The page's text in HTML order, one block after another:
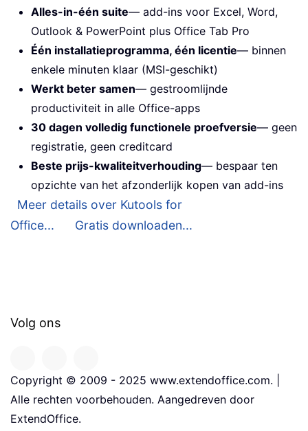
Alles-in-één suite— add-ins voor Excel, Word,
Outlook & PowerPoint plus Office Tab Pro
Één installatieprogramma, één licentie— binnen
enkele minuten klaar (MSI-geschikt)
Werkt beter samen— gestroomlijnde
productiviteit in alle Office-apps
30 dagen volledig functionele proefversie— geen
registratie, geen creditcard
Beste prijs-kwaliteitverhouding— bespaar ten
opzichte van het afzonderlijk kopen van add-ins
Meer details over Kutools for
Office...
Gratis downloaden...
Volg ons
Copyright © 2009 - 2025 www.extendoffice.com. |
Alle rechten voorbehouden. Aangedreven door
ExtendOffice.